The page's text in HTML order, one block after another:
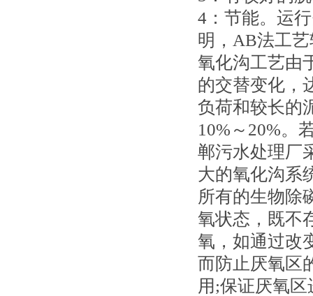
4：节能。运
明，AB法工
氧化沟工艺由
的交替变化，
负荷和较长的
10%～20%。
郸污水处理厂
大的氧化沟系
所有的生物除
氧状态，既不
氧，如通过改
而防止厌氧区
用;保证厌氧